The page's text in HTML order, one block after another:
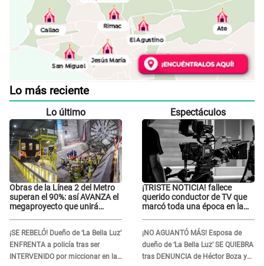
Lo más reciente
Lo último
Obras de la Línea 2 del Metro
superan el 90%: así AVANZA el
megaproyecto que unirá
¡SE REBELÓ! Dueño de ‘La Bella Luz’
ENFRENTA a policía tras ser
INTERVENIDO por miccionar en la
Espectáculos
¡TRISTE NOTICIA! fallece
querido conductor de TV que
marcó toda una época en la
¡NO AGUANTÓ MÁS! Esposa de
dueño de ‘La Bella Luz’ SE QUIEBRA
tras DENUNCIA de Héctor Boza y